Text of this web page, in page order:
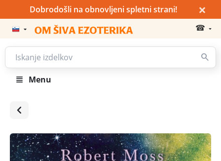
Dobrodošli na obnovljeni spletni strani! ×
☎
Menu